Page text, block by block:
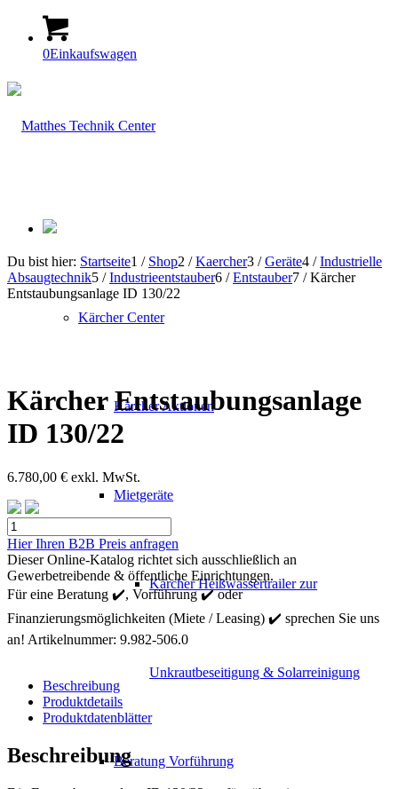
0Einkaufswagen
Kärcher Center
Kärcher Aktionen
Mietgeräte
Kärcher Heißwassertrailer zur
Unkrautbeseitigung & Solarreinigung
Beratung Vorführung
Du bist hier: Startseite1 / Shop2 / Kaercher3 / Geräte4 / Industrielle
Absaugtechnik5 / Industrieentstauber6 / Entstauber7 / Kärcher
Entstaubungsanlage ID 130/22
Kärcher Entstaubungsanlage
ID 130/22
6.780,00 € exkl. MwSt.
Kärcher
Entstaubungsanlage
ID
130/22
Menge
Hier Ihren B2B Preis anfragen
Dieser Online-Katalog richtet sich ausschließlich an
Gewerbetreibende & öffentliche Einrichtungen.
Für eine Beratung ✔️, Vorführung ✔️ oder
Finanzierungsmöglichkeiten (Miete / Leasing) ✔️ sprechen Sie uns
an! Artikelnummer: 9.982-506.0
Beschreibung
Produktdetails
Produktdatenblätter
Beschreibung